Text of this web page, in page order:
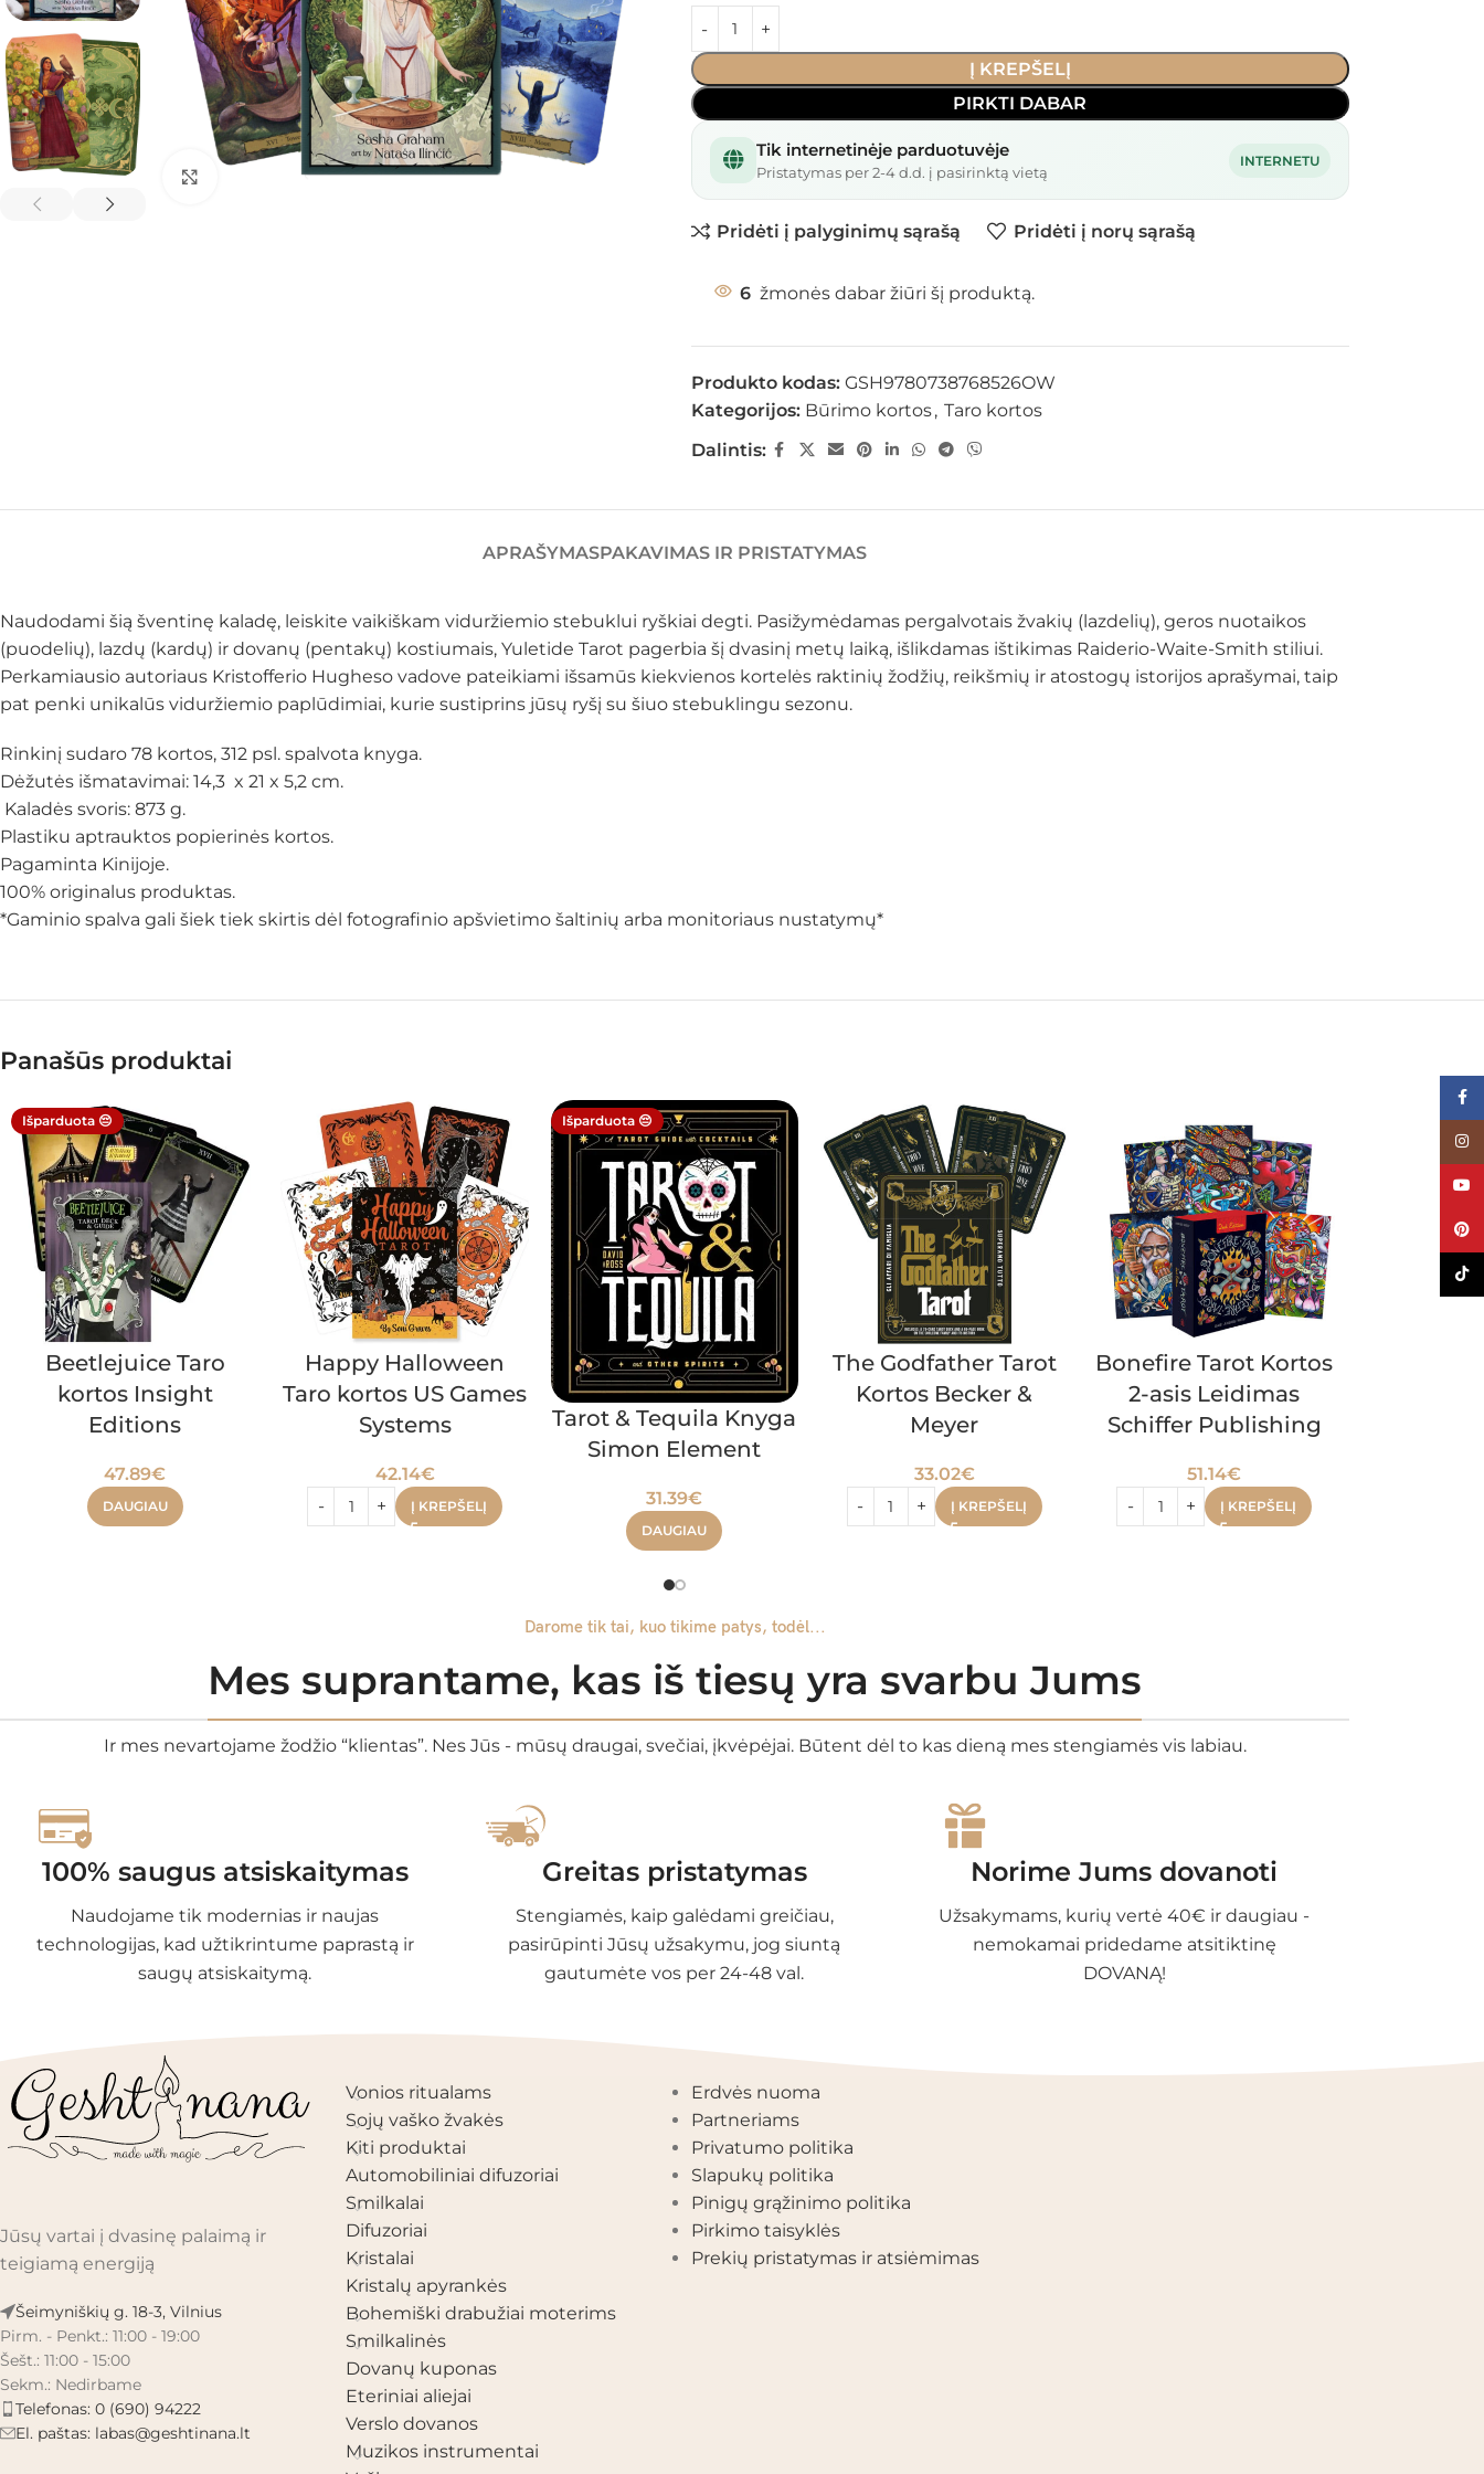
Spustelėkite, kad padidintumėte
Į KREPŠELĮ
PIRKTI DABAR
Tik internetinėje parduotuvėje
Pristatymas per 2-4 d.d. į pasirinktą vietą
INTERNETU
Pridėti į palyginimų sąrašą Pridėti į norų sąrašą
6 žmonės dabar žiūri šį produktą.
Produkto kodas: GSH9780738768526OW
Kategorijos: Būrimo kortos, Taro kortos
Dalintis:
APRAŠYMASPAKAVIMAS IR PRISTATYMAS
Naudodami šią šventinę kaladę, leiskite vaikiškam viduržiemio stebuklui ryškiai degti. Pasižymėdamas pergalvotais žvakių (lazdelių), geros nuotaikos
(puodelių), lazdų (kardų) ir dovanų (pentakų) kostiumais, Yuletide Tarot pagerbia šį dvasinį metų laiką, išlikdamas ištikimas Raiderio-Waite-Smith stiliui.
Perkamiausio autoriaus Kristofferio Hugheso vadove pateikiami išsamūs kiekvienos kortelės raktinių žodžių, reikšmių ir atostogų istorijos aprašymai, taip
pat penki unikalūs viduržiemio paplūdimiai, kurie sustiprins jūsų ryšį su šiuo stebuklingu sezonu.
Rinkinį sudaro 78 kortos, 312 psl. spalvota knyga.
Dėžutės išmatavimai: 14,3 x 21 x 5,2 cm.
Kaladės svoris: 873 g.
Plastiku aptrauktos popierinės kortos.
Pagaminta Kinijoje.
100% originalus produktas.
*Gaminio spalva gali šiek tiek skirtis dėl fotografinio apšvietimo šaltinių arba monitoriaus nustatymų*
Panašūs produktai
Išparduota 😔
Beetlejuice Taro
kortos Insight
Editions
47.89€
DAUGIAU
Happy Halloween
Taro kortos US Games
Systems
42.14€
Į KREPŠELĮ
Išparduota 😔
Tarot & Tequila Knyga
Simon Element
31.39€
DAUGIAU
The Godfather Tarot
Kortos Becker &
Meyer
33.02€
Į KREPŠELĮ
Bonefire Tarot Kortos
2-asis Leidimas
Schiffer Publishing
51.14€
Į KREPŠELĮ
Darome tik tai, kuo tikime patys, todėl...
Mes suprantame, kas iš tiesų yra svarbu Jums
Ir mes nevartojame žodžio “klientas”. Nes Jūs - mūsų draugai, svečiai, įkvėpėjai. Būtent dėl to kas dieną mes stengiamės vis labiau.
100% saugus atsiskaitymas
Naudojame tik modernias ir naujas
technologijas, kad užtikrintume paprastą ir
saugų atsiskaitymą.
Greitas pristatymas
Stengiamės, kaip galėdami greičiau,
pasirūpinti Jūsų užsakymu, jog siuntą
gautumėte vos per 24-48 val.
Norime Jums dovanoti
Užsakymams, kurių vertė 40€ ir daugiau -
nemokamai pridedame atsitiktinę
DOVANĄ!
Jūsų vartai į dvasinę palaimą ir
teigiamą energiją
Šeimyniškių g. 18-3, Vilnius
Pirm. - Penkt.: 11:00 - 19:00
Šešt.: 11:00 - 15:00
Sekm.: Nedirbame
Telefonas: 0 (690) 94222
El. paštas: labas@geshtinana.lt
PRODUKTŲ KATEGORIJOS
Vonios ritualams
Sojų vaško žvakės
Kiti produktai
Automobiliniai difuzoriai
Smilkalai
Difuzoriai
Kristalai
Kristalų apyrankės
Bohemiški drabužiai moterims
Smilkalinės
Dovanų kuponas
Eteriniai aliejai
Verslo dovanos
Muzikos instrumentai
Erdvės nuoma
Partneriams
Privatumo politika
Slapukų politika
Pinigų grąžinimo politika
Pirkimo taisyklės
Prekių pristatymas ir atsiėmimas